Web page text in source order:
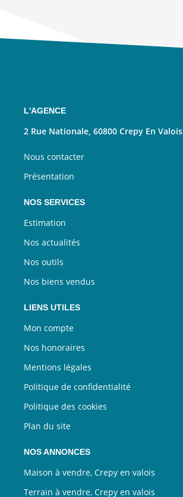
L'AGENCE
2 Rue Nationale, 60800 Crepy En Valois
Nous contacter
Présentation
NOS SERVICES
Estimation
Nos actualités
Nos outils
Nos biens vendus
LIENS UTILES
Mon compte
Nos honoraires
Mentions légales
Politique de confidentialité
Politique des cookies
Plan du site
NOS ANNONCES
Maison à vendre, Crepy en valois
Terrain à vendre, Crepy en valois